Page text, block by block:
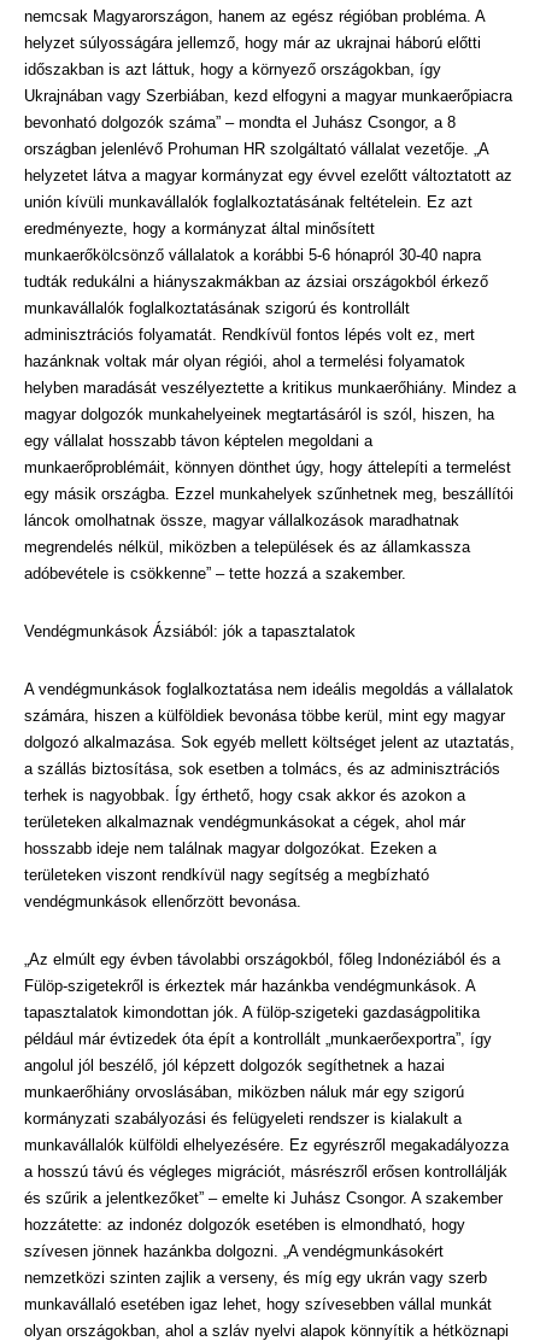
nemcsak Magyarországon, hanem az egész régióban probléma. A
helyzet súlyosságára jellemző, hogy már az ukrajnai háború előtti
időszakban is azt láttuk, hogy a környező országokban, így
Ukrajnában vagy Szerbiában, kezd elfogyni a magyar munkaerőpiacra
bevonható dolgozók száma” – mondta el Juhász Csongor, a 8
országban jelenlévő Prohuman HR szolgáltató vállalat vezetője. „A
helyzetet látva a magyar kormányzat egy évvel ezelőtt változtatott az
unión kívüli munkavállalók foglalkoztatásának feltételein. Ez azt
eredményezte, hogy a kormányzat által minősített
munkaerőkölcsönző vállalatok a korábbi 5-6 hónapról 30-40 napra
tudták redukálni a hiányszakmákban az ázsiai országokból érkező
munkavállalók foglalkoztatásának szigorú és kontrollált
adminisztrációs folyamatát. Rendkívül fontos lépés volt ez, mert
hazánknak voltak már olyan régiói, ahol a termelési folyamatok
helyben maradását veszélyeztette a kritikus munkaerőhiány. Mindez a
magyar dolgozók munkahelyeinek megtartásáról is szól, hiszen, ha
egy vállalat hosszabb távon képtelen megoldani a
munkaerőproblémáit, könnyen dönthet úgy, hogy áttelepíti a termelést
egy másik országba. Ezzel munkahelyek szűnhetnek meg, beszállítói
láncok omolhatnak össze, magyar vállalkozások maradhatnak
megrendelés nélkül, miközben a települések és az államkassza
adóbevétele is csökkenne” – tette hozzá a szakember.
Vendégmunkások Ázsiából: jók a tapasztalatok
A vendégmunkások foglalkoztatása nem ideális megoldás a vállalatok
számára, hiszen a külföldiek bevonása többe kerül, mint egy magyar
dolgozó alkalmazása. Sok egyéb mellett költséget jelent az utaztatás,
a szállás biztosítása, sok esetben a tolmács, és az adminisztrációs
terhek is nagyobbak. Így érthető, hogy csak akkor és azokon a
területeken alkalmaznak vendégmunkásokat a cégek, ahol már
hosszabb ideje nem találnak magyar dolgozókat. Ezeken a
területeken viszont rendkívül nagy segítség a megbízható
vendégmunkások ellenőrzött bevonása.
„Az elmúlt egy évben távolabbi országokból, főleg Indonéziából és a
Fülöp-szigetekről is érkeztek már hazánkba vendégmunkások. A
tapasztalatok kimondottan jók. A fülöp-szigeteki gazdaságpolitika
például már évtizedek óta épít a kontrollált „munkaerőexportra”, így
angolul jól beszélő, jól képzett dolgozók segíthetnek a hazai
munkaerőhiány orvoslásában, miközben náluk már egy szigorú
kormányzati szabályozási és felügyeleti rendszer is kialakult a
munkavállalók külföldi elhelyezésére. Ez egyrészről megakadályozza
a hosszú távú és végleges migrációt, másrészről erősen kontrollálják
és szűrik a jelentkezőket” – emelte ki Juhász Csongor. A szakember
hozzátette: az indonéz dolgozók esetében is elmondható, hogy
szívesen jönnek hazánkba dolgozni. „A vendégmunkásokért
nemzetközi szinten zajlik a verseny, és míg egy ukrán vagy szerb
munkavállaló esetében igaz lehet, hogy szívesebben vállal munkát
olyan országokban, ahol a szláv nyelvi alapok könnyítik a hétköznapi